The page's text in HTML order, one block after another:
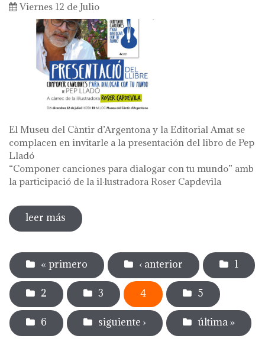
Viernes 12 de Julio
El Museu del Càntir d’Argentona y la Editorial Amat se
complacen en invitarle a la presentación del libro de Pep
Lladó
“Componer canciones para dialogar con tu mundo” amb
la participació de la il·lustradora Roser Capdevila
leer más sobre presentación del libro de pep lladó
"componer canciones para dialogar con
Páginas
« primero ‹ anterior 1
2 3 4 5
6 siguiente › última »